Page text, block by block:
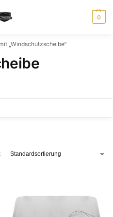
0
„Windschutzscheibe“